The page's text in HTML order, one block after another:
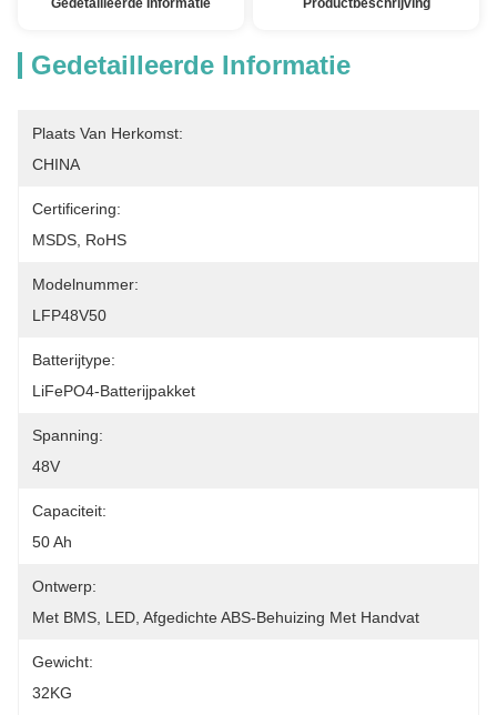
Gedetailleerde Informatie Productbeschrijving
Gedetailleerde Informatie
Plaats Van Herkomst:
CHINA
Certificering:
MSDS, RoHS
Modelnummer:
LFP48V50
Batterijtype:
LiFePO4-Batterijpakket
Spanning:
48V
Capaciteit:
50 Ah
Ontwerp:
Met BMS, LED, Afgedichte ABS-Behuizing Met Handvat
Gewicht:
32KG